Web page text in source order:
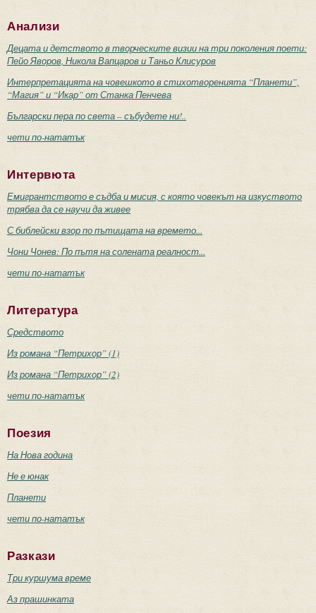
Анализи
Децата и детството в творческите визии на три поколения поети:
Пейо Яворов, Никола Вапцаров и Таньо Клисуров
Интерпретацията на човешкото в стихотворенията “Планети”,
“Магия” и “Икар” от Станка Пенчева
Български пера по света – събудете ни!..
чети по-нататък
Интервюта
Емигрантството е съдба и мисия, с която човекът на изкуството
трябва да се научи да живее
С библейски взор по пътищата на времето...
Чони Чонев: По пътя на солената реалност...
чети по-нататък
Литература
Средството
Из романа “Петрихор” (1)
Из романа “Петрихор” (2)
чети по-нататък
Поезия
На Нова година
Не е юнак
Планети
чети по-нататък
Разкази
Три куршума време
Аз прашинката